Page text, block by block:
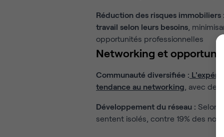
Réduction des risques immobiliers
travail selon leurs besoins ,
opportunités professionnelles
Networking et
Communauté diversifiée :
tendance au networking , avec de
Développement du réseau : Selon
sentent isolés, contre 19% des